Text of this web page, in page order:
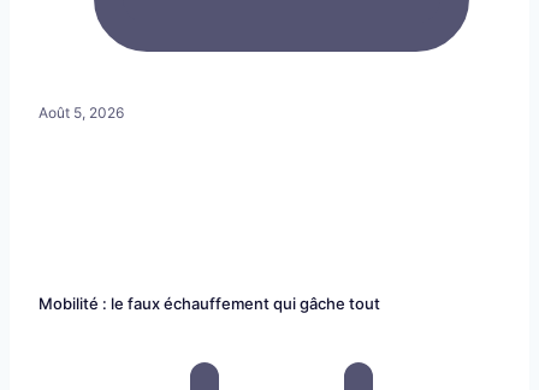
Août 5, 2026
Mobilité : le faux échauffement qui gâche tout